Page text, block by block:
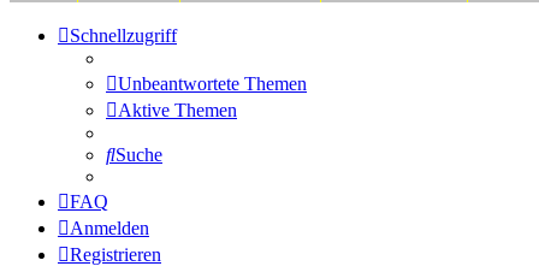
Schnellzugriff
Unbeantwortete Themen
Aktive Themen
Suche
FAQ
Anmelden
Registrieren